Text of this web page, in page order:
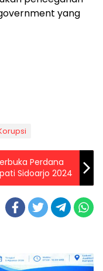
yang
Perdana
Sidoarjo 2024